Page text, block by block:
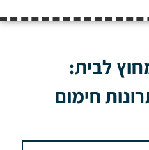
לבית:
חימום